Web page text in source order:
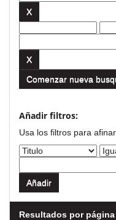
Comenzar nueva
Añadir filtros:
Usa los filtros para
Resultados por página